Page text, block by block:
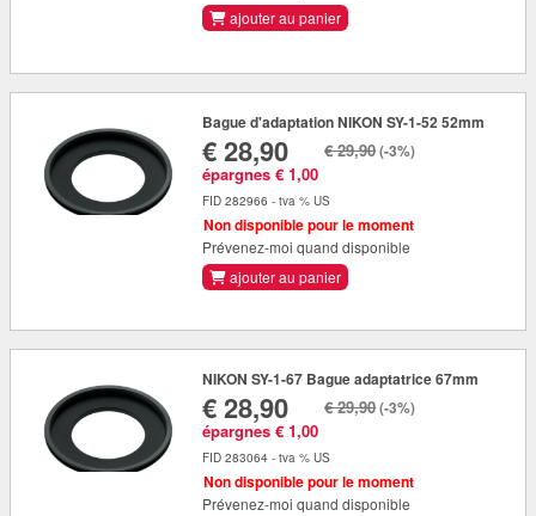
ajouter au panier
Bague d'adaptation NIKON SY-1-52 52mm
€ 28,90
épargnes € 1,00
€ 29,90(-3%)
FID 282966 - tva % US
Non disponible pour le moment
Prévenez-moi quand disponible
ajouter au panier
NIKON SY-1-67 Bague adaptatrice 67mm
€ 28,90
épargnes € 1,00
€ 29,90(-3%)
FID 283064 - tva % US
Non disponible pour le moment
Prévenez-moi quand disponible